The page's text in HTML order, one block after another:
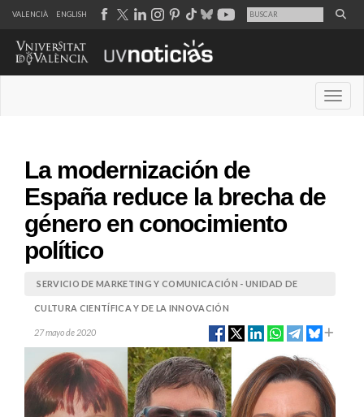
VALENCIÀ ENGLISH
La modernización de
España reduce la brecha de
género en conocimiento
político
SERVICIO DE MARKETING Y COMUNICACIÓN - UNIDAD DE
CULTURA CIENTÍFICA Y DE LA INNOVACIÓN
27 mayo de 2020